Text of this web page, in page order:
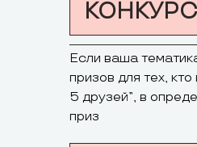
Если ваша
призов для тех,
5 друзей”, в
приз